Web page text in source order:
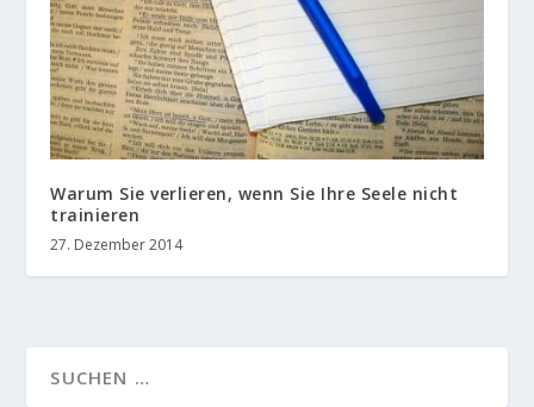
Warum Sie verlieren, wenn Sie Ihre Seele nicht
trainieren
27. Dezember 2014